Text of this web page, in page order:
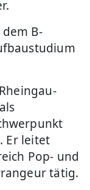
B-
Er leitet
Pop- und
tätig.